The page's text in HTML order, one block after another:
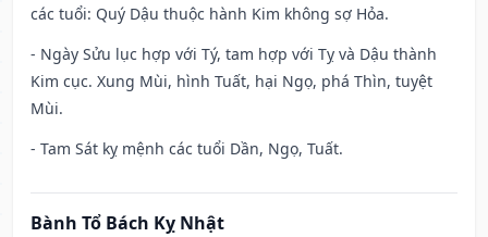
các tuổi: Quý Dậu thuộc hành Kim không sợ Hỏa.
- Ngày Sửu lục hợp với Tý, tam hợp với Tỵ và Dậu thành
Kim cục. Xung Mùi, hình Tuất, hại Ngọ, phá Thìn, tuyệt
Mùi.
- Tam Sát kỵ mệnh các tuổi Dần, Ngọ, Tuất.
Bành Tổ Bách Kỵ Nhật